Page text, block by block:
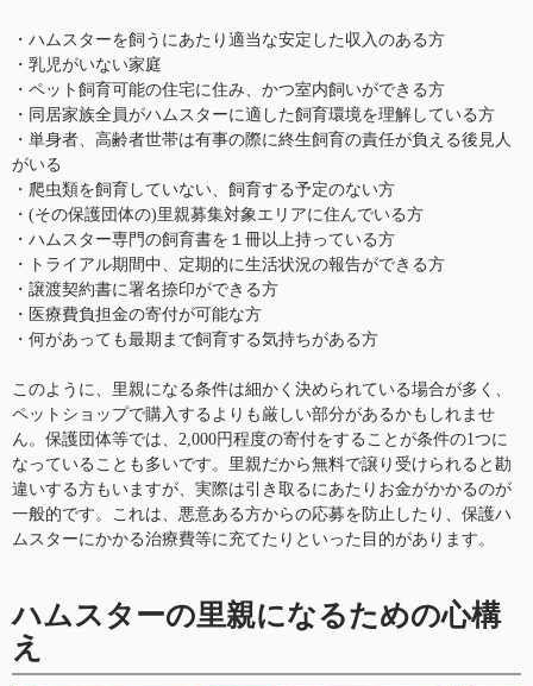
・ハムスターを飼うにあたり適当な安定した収入のある方
・乳児がいない家庭
・ペット飼育可能の住宅に住み、かつ室内飼いができる方
・同居家族全員がハムスターに適した飼育環境を理解している方
・単身者、高齢者世帯は有事の際に終生飼育の責任が負える後見人
がいる
・爬虫類を飼育していない、飼育する予定のない方
・(その保護団体の)里親募集対象エリアに住んでいる方
・ハムスター専門の飼育書を１冊以上持っている方
・トライアル期間中、定期的に生活状況の報告ができる方
・譲渡契約書に署名捺印ができる方
・医療費負担金の寄付が可能な方
・何があっても最期まで飼育する気持ちがある方
このように、里親になる条件は細かく決められている場合が多く、
ペットショップで購入するよりも厳しい部分があるかもしれませ
ん。保護団体等では、2,000円程度の寄付をすることが条件の1つに
なっていることも多いです。里親だから無料で譲り受けられると勘
違いする方もいますが、実際は引き取るにあたりお金がかかるのが
一般的です。これは、悪意ある方からの応募を防止したり、保護ハ
ムスターにかかる治療費等に充てたりといった目的があります。
ハムスターの里親になるための心構
え